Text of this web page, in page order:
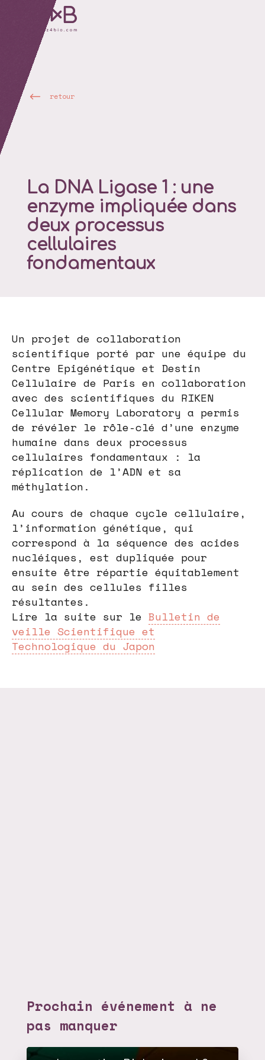
retour
La DNA Ligase 1 : une
enzyme impliquée dans
deux processus
cellulaires
fondamentaux
Un projet de collaboration
scientifique porté par une équipe du
Centre Epigénétique et Destin
Cellulaire de Paris en collaboration
avec des scientifiques du RIKEN
Cellular Memory Laboratory a permis
de révéler le rôle-clé d’une enzyme
humaine dans deux processus
cellulaires fondamentaux : la
réplication de l’ADN et sa
méthylation.
Au cours de chaque cycle cellulaire,
l’information génétique, qui
correspond à la séquence des acides
nucléiques, est dupliquée pour
ensuite être répartie équitablement
au sein des cellules filles
résultantes.
Lire la suite sur le Bulletin de
veille Scientifique et
Technologique du Japon
Prochain événement à ne
pas manquer